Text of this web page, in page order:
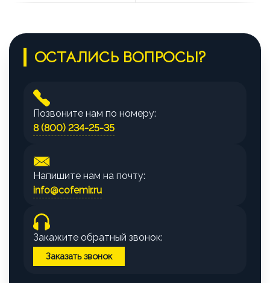
ОСТАЛИСЬ ВОПРОСЫ?
Позвоните нам по номеру:
8 (800) 234-25-35
Напишите нам на почту:
info@cofemir.ru
Закажите обратный звонок:
Заказать звонок